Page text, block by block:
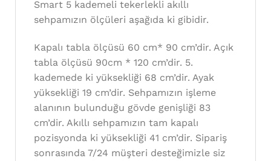
Smart 5 kademeli tekerlekli akıllı
sehpamızın ölçüleri aşağıda ki gibidir.
Kapalı tabla ölçüsü 60 cm* 90 cm’dir. Açık
tabla ölçüsü 90cm * 120 cm’dir. 5.
kademede ki yüksekliği 68 cm’dir. Ayak
yüksekliği 19 cm’dir. Sehpamızın işleme
alanının bulunduğu gövde genişliği 83
cm’dir. Akıllı sehpamızın tam kapalı
pozisyonda ki yüksekliği 41 cm’dir. Sipariş
sonrasında 7/24 müşteri desteğimizle siz